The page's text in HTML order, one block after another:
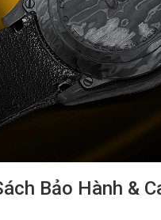
Bảo Hành &